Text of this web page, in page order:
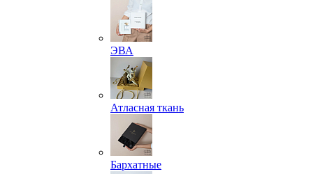
ЭВА
Атласная ткань
Бархатные